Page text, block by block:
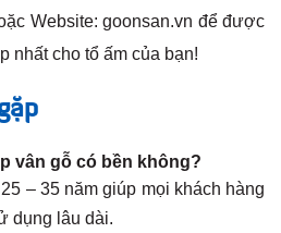
Website: goonsan.vn để được
nhất cho tổ ấm của bạn!
vân gỗ có bền không?
– 35 năm giúp mọi khách hàng
dụng lâu dài.